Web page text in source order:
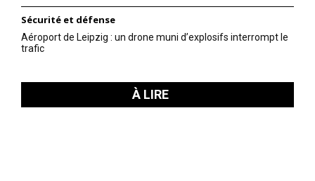
Sécurité et défense
Aéroport de Leipzig : un drone muni d’explosifs interrompt le
trafic
À LIRE